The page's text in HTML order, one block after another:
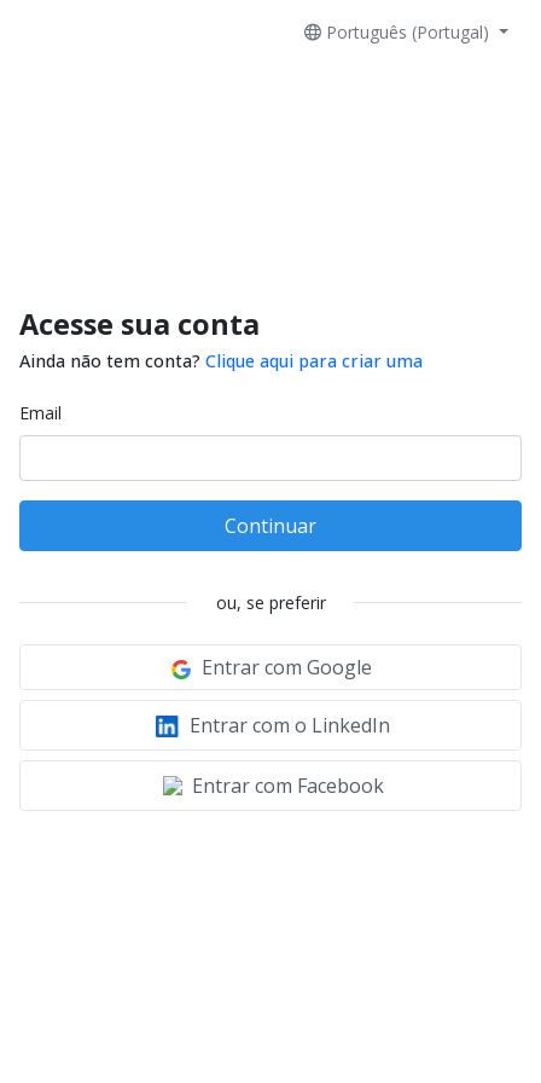
Português (Portugal)
Acesse sua conta
Ainda não tem conta? Clique aqui para criar uma
Email
Continuar
ou, se preferir
Entrar com Google
Entrar com o LinkedIn
Entrar com Facebook